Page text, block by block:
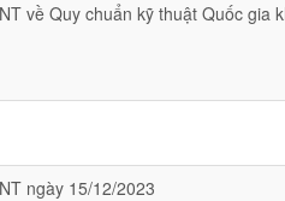
về Quy chuẩn kỹ thuật Quốc
ngày 15/12/2023